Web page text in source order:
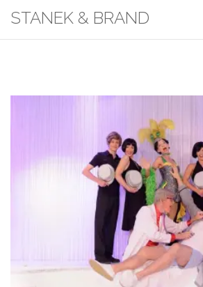
content
STANEK & BRAND